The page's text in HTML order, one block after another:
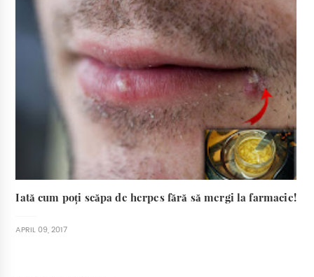
Iată cum poți scăpa de herpes fără să mergi la farmacie!
APRIL 09, 2017